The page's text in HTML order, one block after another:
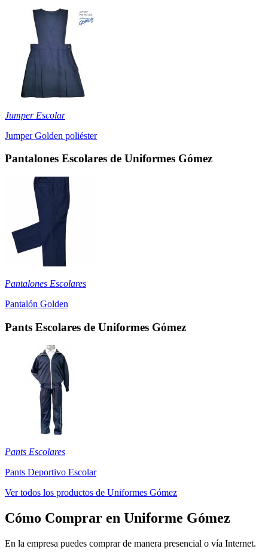
Jumper Escolar
Jumper Golden poliéster
Pantalones Escolares de Uniformes Gómez
Pantalones Escolares
Pantalón Golden
Pants Escolares de Uniformes Gómez
Pants Escolares
Pants Deportivo Escolar
Ver todos los productos de Uniformes Gómez
Cómo Comprar en Uniforme Gómez
En la empresa puedes comprar de manera presencial o vía Internet.